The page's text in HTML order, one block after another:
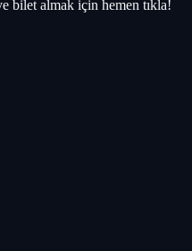
bilet almak için hemen tıkla!